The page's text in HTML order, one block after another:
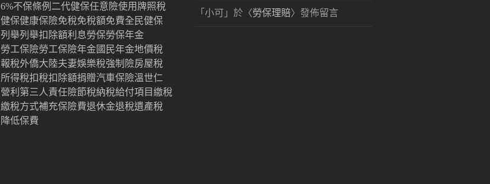
6%不保條例 二代健保任意險使用牌照稅
健保健康保險免稅免稅額免費全民健保
列舉列舉扣除額利息勞保勞保年金
勞工保險勞工保險年金國民年金地價稅
報稅外僑大陸夫妻娛樂稅強制險房屋稅
所得稅扣稅扣除額捐贈汽車保險溫世仁
營利 第三人責任險節稅納稅給付項目 繳稅
繳稅方式補充保險費退休金退稅遺產稅
降低保費
「小可 」於〈勞保理賠〉發佈留言